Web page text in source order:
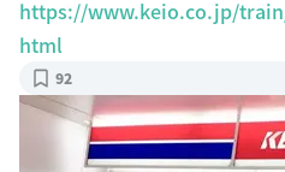
https://www.keio.co.jp/
html
92